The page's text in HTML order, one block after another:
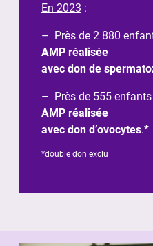
En 2023 :
– Près de 2 880
AMP réalisée
avec don de
– Près de 555
AMP réalisée
avec don d’ovocytes.*
*double don exclu